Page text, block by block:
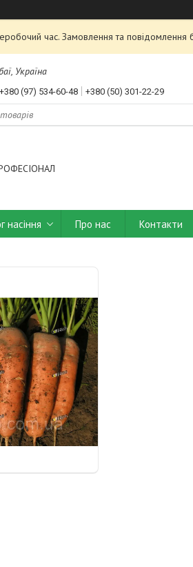
час. Замовлення та
Україна
+380 (97) 534-60-48 +380 (50) 301-22-29
насіння Про нас Контакти